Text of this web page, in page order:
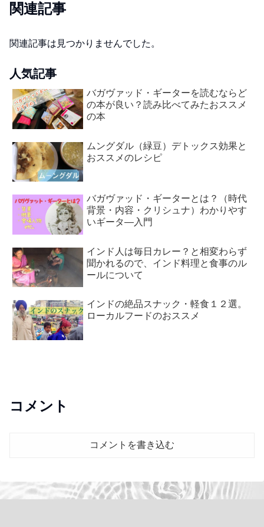
関連記事
関連記事は見つかりませんでした。
人気記事
バガヴァッド・ギーターを読むならど
の本が良い？読み比べてみたおススメ
の本
ムングダル（緑豆）デトックス効果と
おススメのレシピ
バガヴァッド・ギーターとは？（時代
背景・内容・クリシュナ）わかりやす
いギータ―入門
インド人は毎日カレー？と相変わらず
聞かれるので、インド料理と食事のル
ールについて
インドの絶品スナック・軽食１２選。
ローカルフードのおススメ
コメント
コメントを書き込む